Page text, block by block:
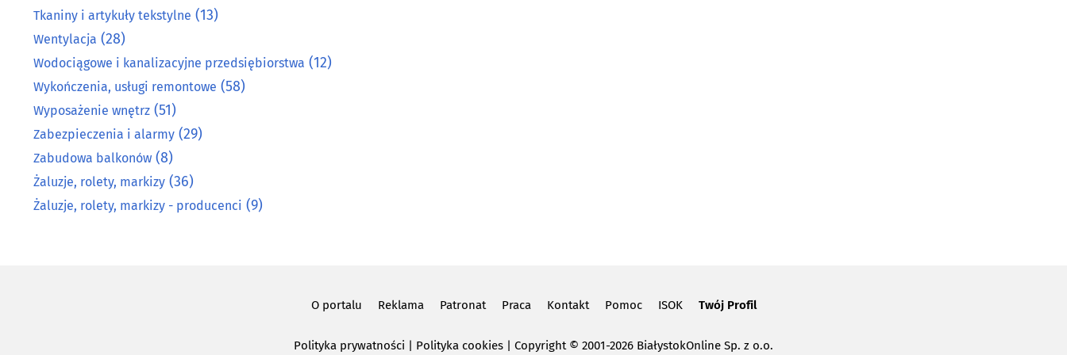
Tkaniny i artykuły tekstylne (13)
Wentylacja (28)
Wodociągowe i kanalizacyjne przedsiębiorstwa (12)
Wykończenia, usługi remontowe (58)
Wyposażenie wnętrz (51)
Zabezpieczenia i alarmy (29)
Zabudowa balkonów (8)
Żaluzje, rolety, markizy (36)
Żaluzje, rolety, markizy - producenci (9)
O portalu Reklama Patronat Praca Kontakt Pomoc ISOK Twój Profil
Polityka prywatności | Polityka cookies Copyright© 2001-2026 BiałystokOnline Sp. z o.o.